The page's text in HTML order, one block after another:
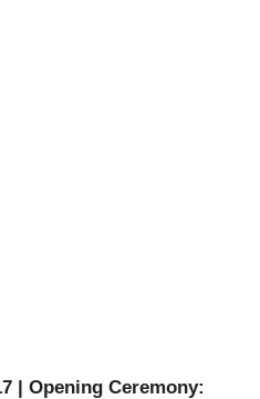
| Opening Ceremony: